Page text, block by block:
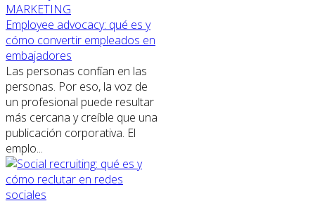
MARKETING
Employee advocacy: qué es y
cómo convertir empleados en
embajadores
Las personas confían en las
personas. Por eso, la voz de
un profesional puede resultar
más cercana y creíble que una
publicación corporativa. El
emplo...